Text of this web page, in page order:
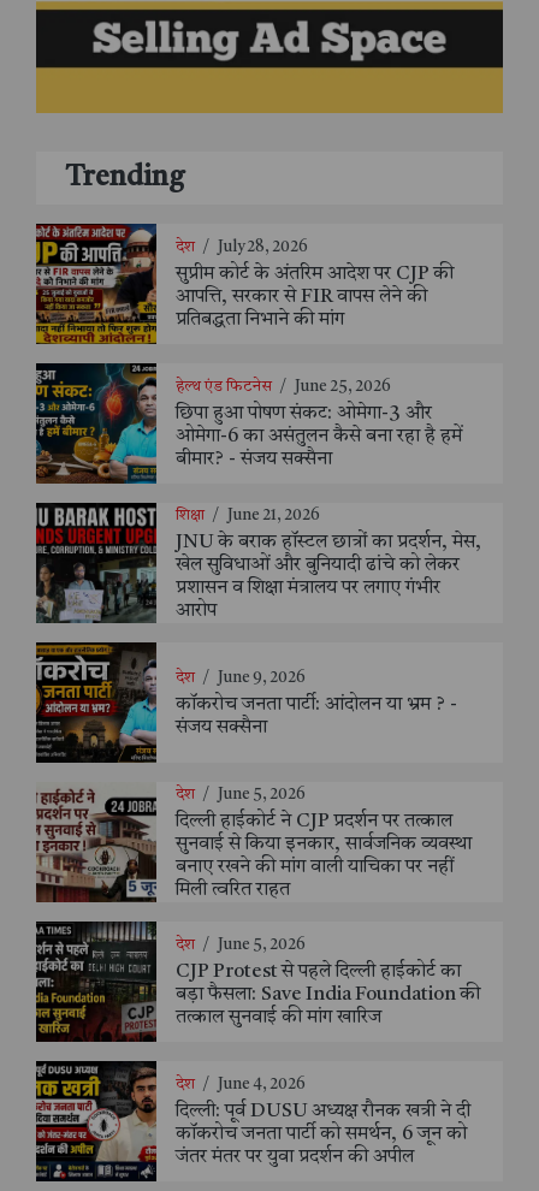
Trending
देश / July 28, 2026
सुप्रीम कोर्ट के अंतरिम आदेश पर CJP की
आपत्ति, सरकार से FIR वापस लेने की
प्रतिबद्धता निभाने की मांग
हेल्थ एंड फिटनेस / June 25, 2026
छिपा हुआ पोषण संकट: ओमेगा-3 और
ओमेगा-6 का असंतुलन कैसे बना रहा है हमें
बीमार? - संजय सक्सैना
शिक्षा / June 21, 2026
JNU के बराक हॉस्टल छात्रों का प्रदर्शन, मेस,
खेल सुविधाओं और बुनियादी ढांचे को लेकर
प्रशासन व शिक्षा मंत्रालय पर लगाए गंभीर
आरोप
देश / June 9, 2026
कॉकरोच जनता पार्टी: आंदोलन या भ्रम ? -
संजय सक्सैना
देश / June 5, 2026
दिल्ली हाईकोर्ट ने CJP प्रदर्शन पर तत्काल
सुनवाई से किया इनकार, सार्वजनिक व्यवस्था
बनाए रखने की मांग वाली याचिका पर नहीं
मिली त्वरित राहत
देश / June 5, 2026
CJP Protest से पहले दिल्ली हाईकोर्ट का
बड़ा फैसला: Save India Foundation की
तत्काल सुनवाई की मांग खारिज
देश / June 4, 2026
दिल्ली: पूर्व DUSU अध्यक्ष रौनक खत्री ने दी
कॉकरोच जनता पार्टी को समर्थन, 6 जून को
जंतर मंतर पर युवा प्रदर्शन की अपील